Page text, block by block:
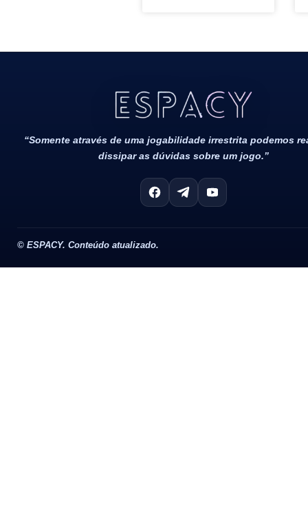
Todos Os Direitos Reservados 2022/2023​
“Somente através de uma jogabilidade irrestrita podemos
dissipar as dúvidas sobre um jogo.”
© ESPACY. Conteúdo atualizado.